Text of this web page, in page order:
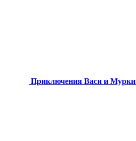
Приключения Васи и Мурки